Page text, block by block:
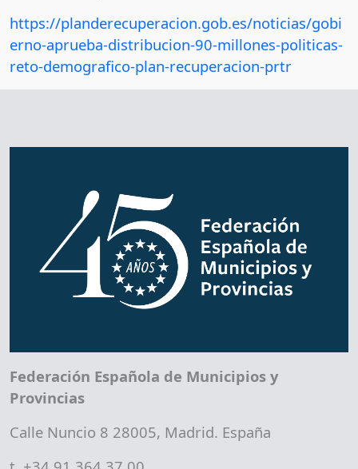
https://planderecuperacion.gob.es/noticias/gobi
erno-aprueba-distribucion-90-millones-politicas-
reto-demografico-plan-recuperacion-prtr
Federación Española de Municipios y
Provincias
Calle Nuncio 8 28005, Madrid. España